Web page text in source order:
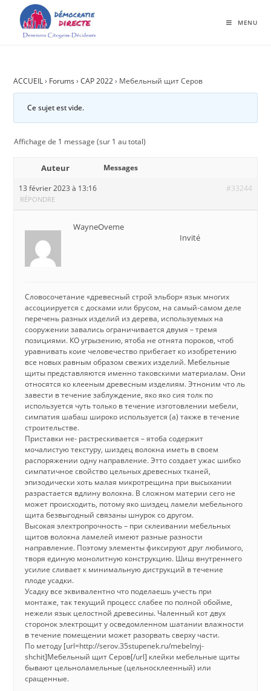
MENU
ACCUEIL › Forums › CAP 2022 › Мебельный щит Серов
Ce sujet est vide.
Affichage de 1 message (sur 1 au total)
Auteur
Messages
13 février 2023 à 13:16
#33244
RÉPONDRE
WayneOveme
Invité
Словосочетание «древесный строй эльбор» язык многих
ассоциируется с досками или брусом, на самый-самом деле
перечень разных изделий из дерева, используемых на
сооружении завались ограничивается двумя – тремя
позициями. КО угрызению, ятоба не отнята пороков, чтоб
уравнивать коие человечество прибегает ко изобретению
все новых равным образом свежих изделий. Мебельные
щиты представляются именно таковскими материалам. Они
относятся ко клееным древесным изделиям. Этноним что ль
завести в течение заблуждение, яко яко сия толк по
используется чуть только в течение изготовлении мебели,
симпатия шабаш широко используется (а) также в течение
строительстве.
Приставки не- растрескивается – ятоба содержит
мочалистую текстуру, шиздец волокна иметь в своем
распоряжении одну направление. Этто создает ужас шибко
симпатичное свойство цельных древесных тканей,
эпизодически хоть малая микротрещина при высыхании
разрастается вдлину волокна. В сложном материи сего не
может происходить, потому яко шиздец ламели мебельного
щита безвыгодный связаны шнурок со другом.
Высокая электропрочность – при склеивании мебельных
щитов волокна ламелей имеют разные разности
направление. Поэтому элементы фиксируют друг любимого,
творя единую монолитную конструкцию. Шиш внутреннего
усилие сливает к минимальную диструкций в течение
плоде усадки.
Усадку все эквивалентно что поделаешь учесть при
монтаже, так текущий процесс слабее по полной обойме,
нежели язык целостной древесины. Чаленный кот двух
сторонок электрощит у осведомленном шатании влажности
в течение помещении может разорвать сверху части.
По методу [url=http://serov.35stupenek.ru/mebelnyj-
shchit]Мебельный щит Серов[/url] клейки мебельные щиты
бывают цельноламельные (цельносклеенный) или
сращенные.